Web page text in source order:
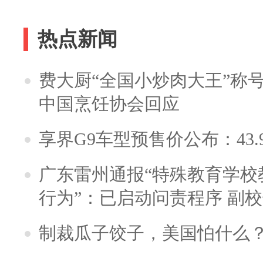
热点新闻
费大厨“全国小炒肉大王”称
中国烹饪协会回应
享界G9车型预售价公布：
广东雷州通报“特殊教育学
行为”：已启动问责程序 副
制裁瓜子饺子，美国怕什么